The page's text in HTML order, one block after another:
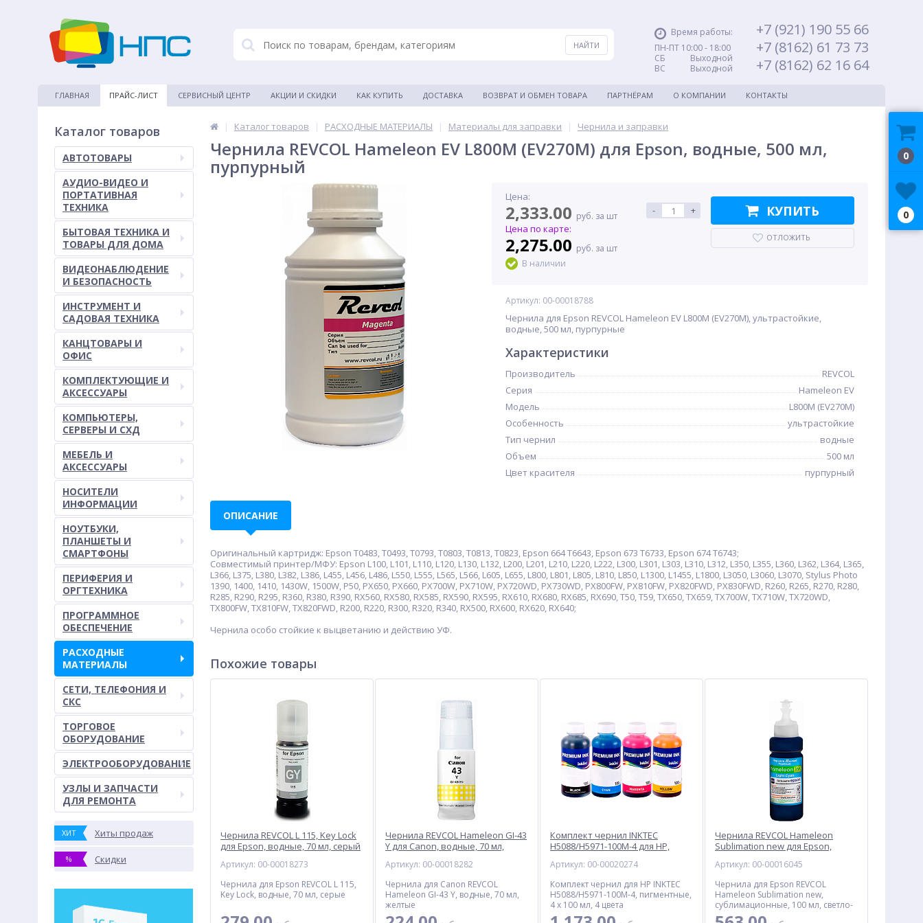
Время работы:
ПН-ПТ 10:00 - 18:00
СБ Выходной
ВС Выходной
+7 (921) 190 55 66
+7 (8162) 61 73 73
+7 (8162) 62 16 64
ГЛАВНАЯ ПРАЙС-ЛИСТ СЕРВИСНЫЙ ЦЕНТР АКЦИИ И СКИДКИ КАК КУПИТЬ ДОСТАВКА ВОЗВРАТ И ОБМЕН ТОВАРА ПАРТНЁРАМ О КОМПАНИИ КОНТАКТЫ
Каталог товаров
АВТОТОВАРЫ
АУДИО-ВИДЕО И
ПОРТАТИВНАЯ
ТЕХНИКА
БЫТОВАЯ ТЕХНИКА И
ТОВАРЫ ДЛЯ ДОМА
ВИДЕОНАБЛЮДЕНИЕ
И БЕЗОПАСНОСТЬ
ИНСТРУМЕНТ И
САДОВАЯ ТЕХНИКА
КАНЦТОВАРЫ И
ОФИС
КОМПЛЕКТУЮЩИЕ И
АКСЕССУАРЫ
КОМПЬЮТЕРЫ,
СЕРВЕРЫ И СХД
МЕБЕЛЬ И
АКСЕССУАРЫ
НОСИТЕЛИ
ИНФОРМАЦИИ
НОУТБУКИ,
ПЛАНШЕТЫ И
СМАРТФОНЫ
ПЕРИФЕРИЯ И
ОРГТЕХНИКА
ПРОГРАММНОЕ
ОБЕСПЕЧЕНИЕ
РАСХОДНЫЕ
МАТЕРИАЛЫ
СЕТИ, ТЕЛЕФОНИЯ И
СКС
ТОРГОВОЕ
ОБОРУДОВАНИЕ
ЭЛЕКТРООБОРУДОВАНИЕ
УЗЛЫ И ЗАПЧАСТИ
ДЛЯ РЕМОНТА
ХИТ Хиты продаж
% Скидки
| Каталог товаров | РАСХОДНЫЕ МАТЕРИАЛЫ | Материалы для заправки | Чернила и заправки
Чернила REVCOL Hameleon EV L800M (EV270M) для Epson, водные, 500 мл,
пурпурный
Цена:
2,333.00 руб. за шт
Цена по карте:
2,275.00 руб. за шт
В наличии
- + КУПИТЬ
ОТЛОЖИТЬ
Артикул: 00-00018788
Чернила для Epson REVCOL Hameleon EV L800M (EV270M), ультрастойкие,
водные, 500 мл, пурпурные
Характеристики
Производитель
REVCOL
Серия
Hameleon EV
Модель
L800M (EV270M)
Особенность
ультрастойкие
Тип чернил
водные
Объем
500 мл
Цвет красителя
пурпурный
ОПИСАНИЕ
Оригинальный картридж: Epson T0483, T0493, T0793, T0803, T0813, T0823, Epson 664 T6643, Epson 673 T6733, Epson 674 T6743;
Совместимый принтер/МФУ: Epson L100, L101, L110, L120, L130, L132, L200, L201, L210, L220, L222, L300, L301, L303, L310, L312, L350, L355, L360, L362, L364, L365,
L366, L375, L380, L382, L386, L455, L456, L486, L550, L555, L565, L566, L605, L655, L800, L801, L805, L810, L850, L1300, L1455, L1800, L3050, L3060, L3070, Stylus Photo
1390, 1400, 1410, 1430W, 1500W, P50, PX650, PX660, PX700W, PX710W, PX720WD, PX730WD, PX800FW, PX810FW, PX820FWD, PX830FWD, R260, R265, R270, R280,
R285, R290, R295, R360, R380, R390, RX560, RX580, RX585, RX590, RX595, RX610, RX680, RX685, RX690, T50, T59, TX650, TX659, TX700W, TX710W, TX720WD,
TX800FW, TX810FW, TX820FWD, R200, R220, R300, R320, R340, RX500, RX600, RX620, RX640;
Чернила особо стойкие к выцветанию и действию УФ.
Похожие товары
Чернила REVCOL L 115, Key Lock
для Epson, водные, 70 мл, серый
Артикул: 00-00018273
Чернила для Epson REVCOL L 115,
Key Lock, водные, 70 мл, серые
Чернила REVCOL Hameleon GI-43
Y для Canon, водные, 70 мл,
Артикул: 00-00018282
Чернила для Canon REVCOL
Hameleon GI-43 Y, водные, 70 мл,
желтые
Комплект чернил INKTEC
H5088/H5971-100M-4 для HP,
Артикул: 00-00020274
Комплект чернил для HP INKTEC
H5088/H5971-100M-4, пигментные,
4 x 100 мл, 4 цвета
Чернила REVCOL Hameleon
Sublimation new для Epson,
светло-голубой
Артикул: 00-00016045
Чернила для Epson REVCOL
Hameleon Sublimation new,
сублимационные, 100 мл, светло-
голубые
0
0